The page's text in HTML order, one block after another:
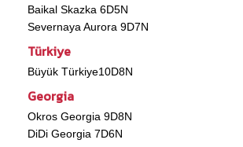
Baikal Skazka 6D5N
Severnaya Aurora 9D7N
Türkiye
Büyük Türkiye10D8N
Georgia
Okros Georgia 9D8N
DiDi Georgia 7D6N